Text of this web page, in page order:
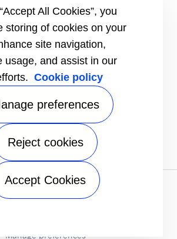
di genere
|Termini di utilizzo
Mappa del sito
Manage preferences
All Cookies”, you
storing of cookies on your
site navigation,
usage, and assist in our
Cookie policy
preferences
Reject cookies
Accept Cookies